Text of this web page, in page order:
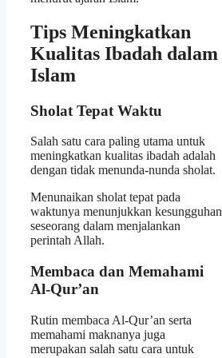
Tips Meningkatkan
Kualitas Ibadah dalam
Islam
Sholat Tepat Waktu
Salah satu cara paling utama untuk
meningkatkan kualitas ibadah adalah
dengan tidak menunda-nunda sholat.
Menunaikan sholat tepat pada
waktunya menunjukkan kesungguhan
seseorang dalam menjalankan
perintah Allah.
Membaca dan Memahami
Al-Qur’an
Rutin membaca Al-Qur’an serta
memahami maknanya juga
merupakan salah satu cara untuk